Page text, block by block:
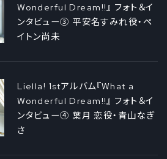
Wonderful Dream!!』 フォト＆イ
ンタビュー③ 平安名すみれ役・ペ
イトン尚未
Liella! 1stアルバム『What a
Wonderful Dream!!』 フォト＆イ
ンタビュー④ 葉月 恋役・青山なぎ
さ